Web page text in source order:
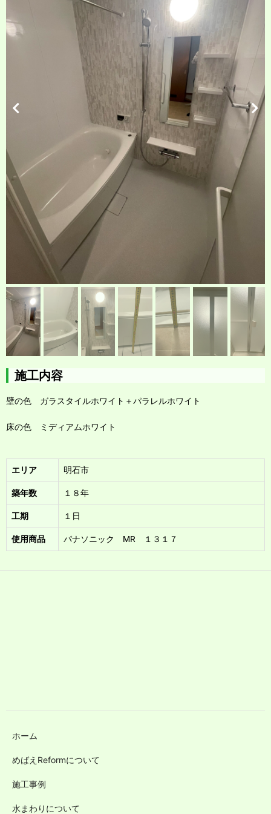
施工内容
壁の色 ガラスタイルホワイト＋パラレルホワイト
床の色 ミディアムホワイト
エリア 明石市
築年数 １８年
工期 １日
使用商品 パナソニック MR １３１７
ホーム
めばえReformについて
施工事例
水まわりについて